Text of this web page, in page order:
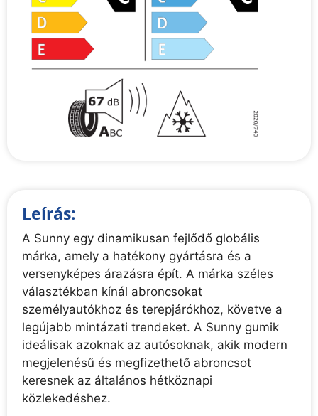
Leírás:
A Sunny egy dinamikusan fejlődő globális
márka, amely a hatékony gyártásra és a
versenyképes árazásra épít. A márka széles
választékban kínál abroncsokat
személyautókhoz és terepjárókhoz, követve a
legújabb mintázati trendeket. A Sunny gumik
ideálisak azoknak az autósoknak, akik modern
megjelenésű és megfizethető abroncsot
keresnek az általános hétköznapi
közlekedéshez.